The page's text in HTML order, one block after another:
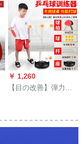
￥ 1,260
【目の改善】弾力性
球ラッケトの訓練神